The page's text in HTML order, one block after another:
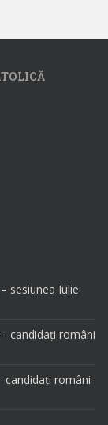
sesiunea Iulie
candidați români
candidați români